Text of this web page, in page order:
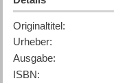
Originaltitel:
Urheber:
Ausgabe:
ISBN: